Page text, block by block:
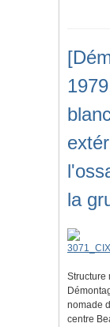
la
Structure
nomade
centre